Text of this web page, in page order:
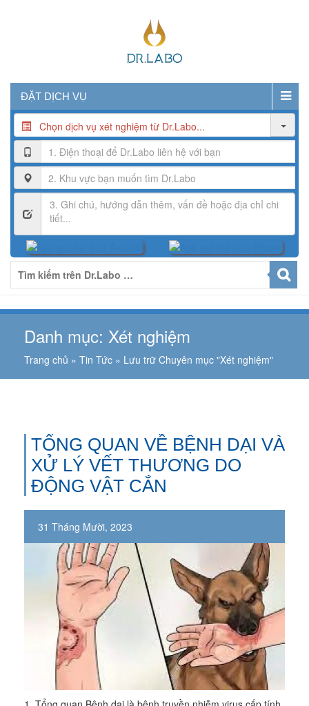
ĐẶT DỊCH VỤ
Chọn dịch vụ xét nghiệm từ Dr.Labo...
Danh mục: Xét nghiệm
Trang chủ » Tin Tức » Lưu trữ Chuyên mục "Xét nghiệm"
TỔNG QUAN VỀ BỆNH DẠI VÀ
XỬ LÝ VẾT THƯƠNG DO
ĐỘNG VẬT CẮN
31 Tháng Mười, 2023